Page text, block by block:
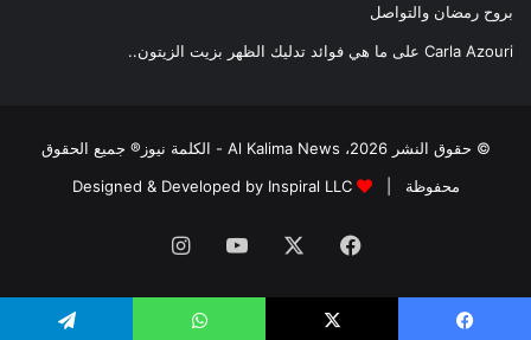
بروح رمضان والتواصل
Carla Azouri على ما هي فوائد تدليك الظهر بزيت الزيتون..
© حقوق النشر 2026، Al Kalima News - الكلمة نيوز® جميع الحقوق
محفوظة |
Designed & Developed by Inspiral LLC
فيسبوك ‫YouTube